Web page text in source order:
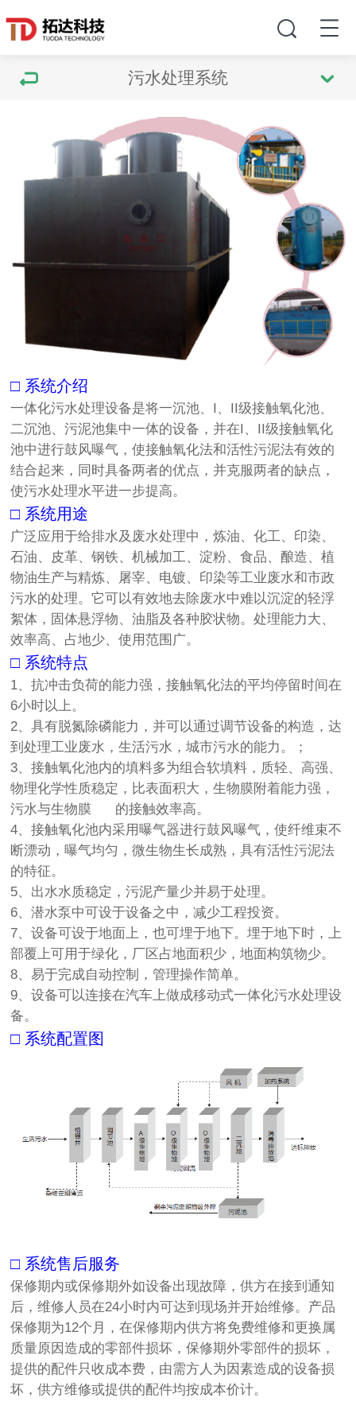
污水处理系统
□ 系统介绍
一体化污水处理设备是将一沉池、I、II级接触氧化池、
二沉池、污泥池集中一体的设备，并在I、II级接触氧化
池中进行鼓风曝气，使接触氧化法和活性污泥法有效的
结合起来，同时具备两者的优点，并克服两者的缺点，
使污水处理水平进一步提高。
□ 系统用途
广泛应用于给排水及废水处理中，炼油、化工、印染、
石油、皮革、钢铁、机械加工、淀粉、食品、酿造、植
物油生产与精炼、屠宰、电镀、印染等工业废水和市政
污水的处理。它可以有效地去除废水中难以沉淀的轻浮
絮体，固体悬浮物、油脂及各种胶状物。处理能力大、
效率高、占地少、使用范围广。
□ 系统特点
1、抗冲击负荷的能力强，接触氧化法的平均停留时间在
6小时以上。
2、具有脱氮除磷能力，并可以通过调节设备的构造，达
到处理工业废水，生活污水，城市污水的能力。；
3、接触氧化池内的填料多为组合软填料，质轻、高强、
物理化学性质稳定，比表面积大，生物膜附着能力强，
污水与生物膜 的接触效率高。
4、接触氧化池内采用曝气器进行鼓风曝气，使纤维束不
断漂动，曝气均匀，微生物生长成熟，具有活性污泥法
的特征。
5、出水水质稳定，污泥产量少并易于处理。
6、潜水泵中可设于设备之中，减少工程投资。
7、设备可设于地面上，也可埋于地下。埋于地下时，上
部覆上可用于绿化，厂区占地面积少，地面构筑物少。
8、易于完成自动控制，管理操作简单。
9、设备可以连接在汽车上做成移动式一体化污水处理设
备。
□ 系统配置图
□ 系统售后服务
保修期内或保修期外如设备出现故障，供方在接到通知
后，维修人员在24小时内可达到现场并开始维修。产品
保修期为12个月，在保修期内供方将免费维修和更换属
质量原因造成的零部件损坏，保修期外零部件的损坏，
提供的配件只收成本费，由需方人为因素造成的设备损
坏，供方维修或提供的配件均按成本价计。